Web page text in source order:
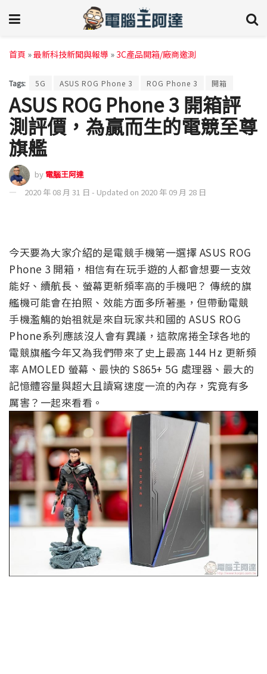
首頁 »最新科技新聞與報導 »3C產品開箱/廠商邀測
Tags: 5G ASUS ROG Phone 3 ROG Phone 3 開箱
ASUS ROG Phone 3 開箱評
測評價，為贏而生的電競至尊
旗艦
by 電腦王阿達
2020 年 08 月 31 日 - Updated on 2020 年 09 月 28 日
今天要為大家介紹的是電競手機第一選擇 ASUS ROG
Phone 3 開箱，相信有在玩手遊的人都會想要一支效
能好、續航長、螢幕更新頻率高的手機吧？ 傳統的旗
艦機可能會在拍照、效能方面多所著墨，但帶動電競
手機濫觴的始祖就是來自玩家共和國的 ASUS ROG
Phone系列應該沒人會有異議，這款席捲全球各地的
電競旗艦今年又為我們帶來了史上最高 144 Hz 更新頻
率 AMOLED 螢幕、最快的 S865+ 5G 處理器、最大的
記憶體容量與超大且讀寫速度一流的內存，究竟有多
厲害？一起來看看。